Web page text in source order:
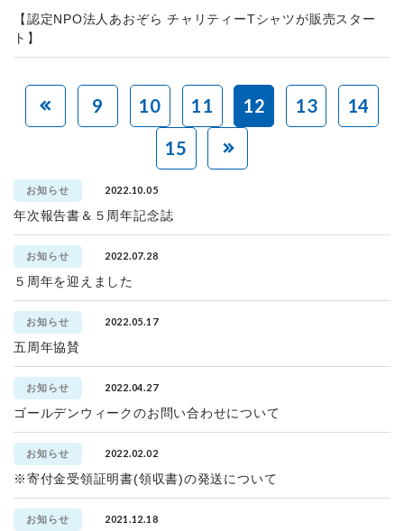
【認定NPO法人あおぞら チャリティーTシャツが販売スター
ト】
9 10 11 12 13
14
15
お知らせ 2022.10.05
年次報告書＆５周年記念誌
お知らせ 2022.07.28
５周年を迎えました
お知らせ 2022.05.17
五周年協賛
お知らせ 2022.04.27
ゴールデンウィークのお問い合わせについて
お知らせ 2022.02.02
※寄付金受領証明書(領収書)の発送について
お知らせ 2021.12.18